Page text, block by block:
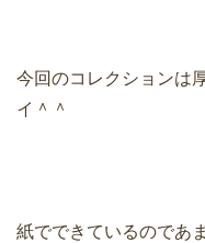
今回のコレクションは
イ＾＾
紙でできているのであ